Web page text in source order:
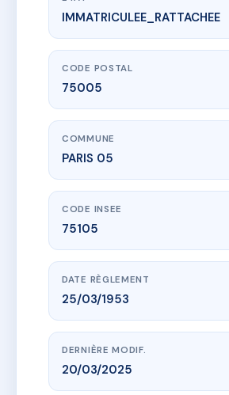
www.vme.plus/AF0407411
SDC 82 BD DE PORT ROYAL
82 bd de port-royal
IMMATRICULEE_RATTACHEE
CODE POSTAL
75005
COMMUNE
PARIS 05
CODE INSEE
75105
DATE RÈGLEMENT
25/03/1953
DERNIÈRE MODIF.
20/03/2025